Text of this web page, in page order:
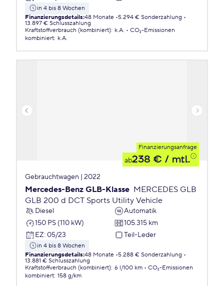
in 4 bis 8 Wochen
Finanzierungsdetails:48 Monate 5.294 € Sonderzahlung
13.897 € Schlusszahlung
Kraftstoffverbrauch (kombiniert): k.A.
CO₂-Emissionen
kombiniert: k.A.
Finanzierungsanfrage
ab238 € / mtl.
Gebrauchtwagen | 2022
Mercedes-Benz GLB-Klasse MERCEDES GLB
GLB 200 d DCT Sports Utility Vehicle
Diesel
Automatik
150 PS (110 kW)
105.315 km
EZ: 05/23 Teil-Leder
in 4 bis 8 Wochen
Finanzierungsdetails:48 Monate 5.288 € Sonderzahlung
13.881 € Schlusszahlung
Kraftstoffverbrauch (kombiniert): 6 l/100 km
CO₂-Emissionen
kombiniert: 158 g/km